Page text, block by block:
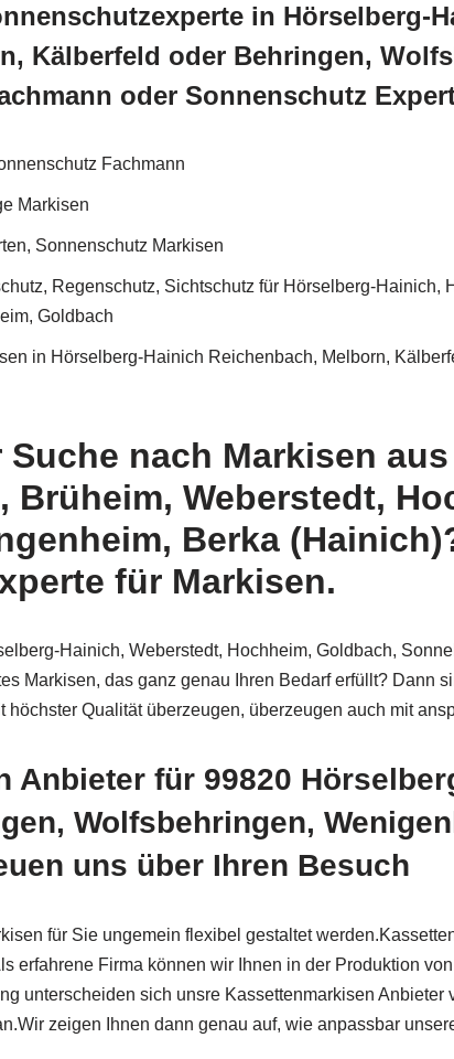
in Hörselberg-
Kälberfeld oder Behringen,
oder Sonnenschutz
Fachmann
Markisen
Sonnenschutz Markisen
Regenschutz, Sichtschutz für Hörselberg-
Goldbach
in Hörselberg-Hainich Reichenbach, Melborn,
nach Markisen
Brüheim, Weberstedt,
Berka
für Markisen.
Hainich, Weberstedt, Hochheim, Goldbach,
Markisen, das ganz genau Ihren Bedarf erfüllt? Dann
höchster Qualität überzeugen, überzeugen auch mit
Anbieter für 99820
Wolfsbehringen,
uns über Ihren Besuch
für Sie ungemein flexibel gestaltet
erfahrene Firma können wir Ihnen in der Produktion
unterscheiden sich unsre Kassettenmarkisen
zeigen Ihnen dann genau auf, wie anpassbar